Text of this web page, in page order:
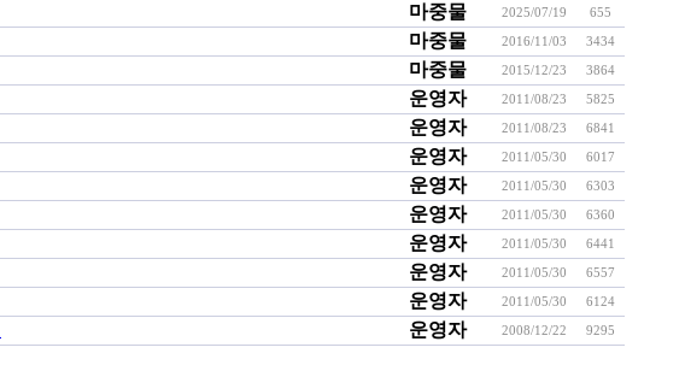
마중물 2025/07/19 655
마중물 2016/11/03 3434
마중물 2015/12/23 3864
운영자 2011/08/23 5825
운영자 2011/08/23 6841
운영자 2011/05/30 6017
운영자 2011/05/30 6303
운영자 2011/05/30 6360
운영자 2011/05/30 6441
운영자 2011/05/30 6557
운영자 2011/05/30 6124
운영자 2008/12/22 9295